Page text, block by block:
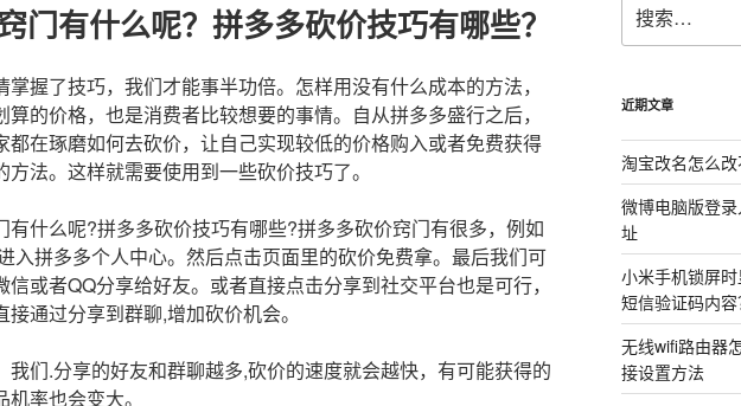
门有什么呢？拼多多砍价技巧有哪些？
掌握了技巧，我们才能事半功倍。怎样用没有什么成本的方法，
算的价格，也是消费者比较想要的事情。自从拼多多盛行之后，
都在琢磨如何去砍价，让自己实现较低的价格购入或者免费获得
方法。这样就需要使用到一些砍价技巧了。
有什么呢?拼多多砍价技巧有哪些?拼多多砍价窍门有很多，例如
入拼多多个人中心。然后点击页面里的砍价免费拿。最后我们可
信或者QQ分享给好友。或者直接点击分享到社交平台也是可行，
接通过分享到群聊,增加砍价机会。
我们.分享的好友和群聊越多,砍价的速度就会越快，有可能获得的
机率也会变大。
索：
近期文章
淘宝改名怎么
微博电脑版登
址
小米手机锁屏
短信验证码内容
无线wifi路由器
接设置方法